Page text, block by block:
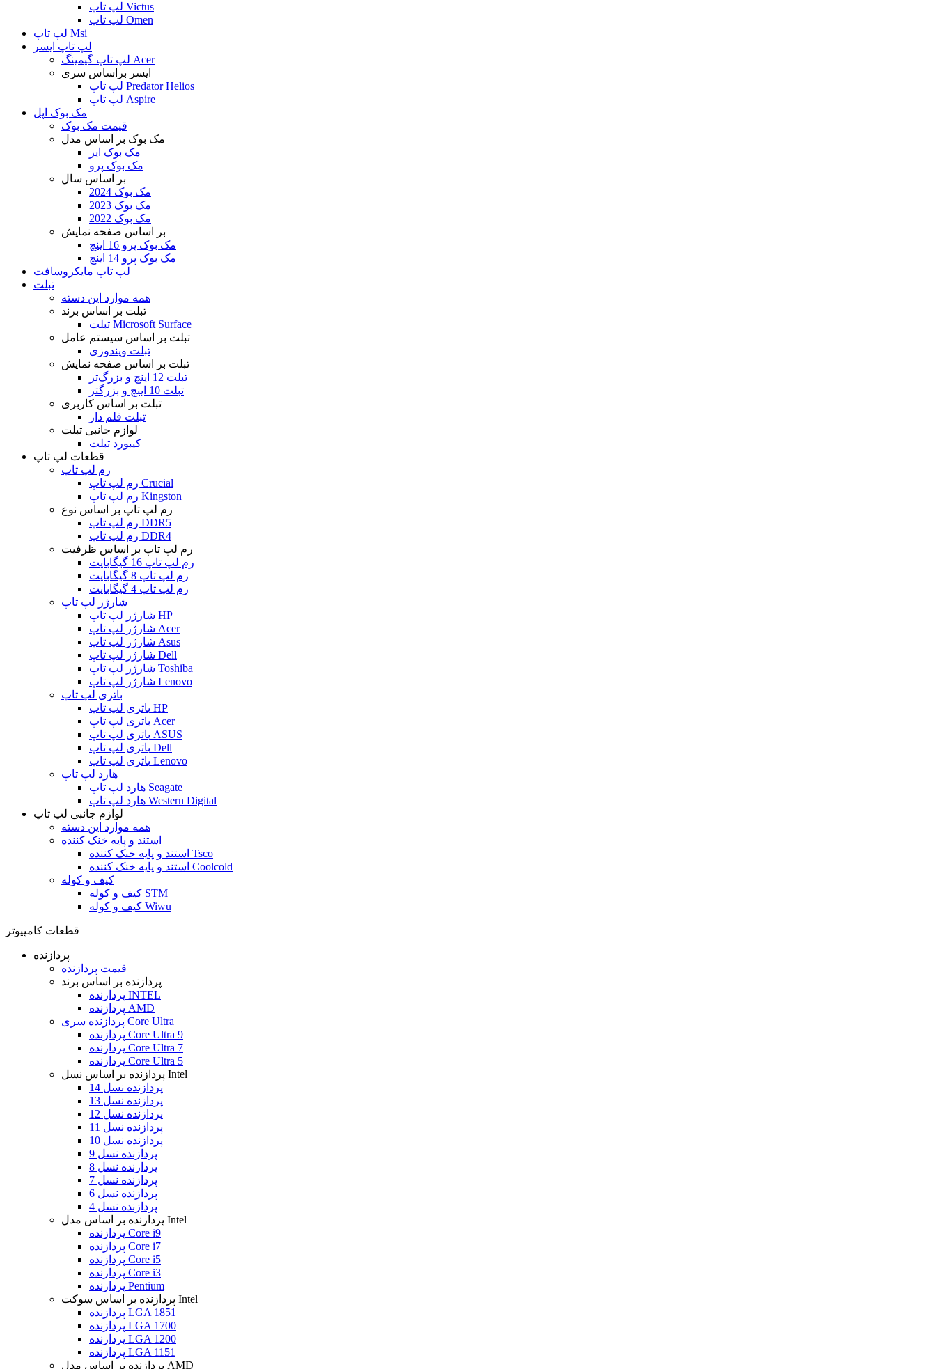
لپ تاپ Victus
لپ تاپ Omen
لپ تاپ Msi
لپ تاپ ایسر
لپ تاپ گیمینگ Acer
ایسر براساس سری
لپ تاپ Predator Helios
لپ تاپ Aspire
مک بوک اپل
قیمت مک بوک
مک بوک بر اساس مدل
مک بوک ایر
مک بوک پرو
بر اساس سال
مک بوک 2024
مک بوک 2023
مک بوک 2022
بر اساس صفحه نمایش
مک بوک پرو 16 اینچ
مک بوک پرو 14 اینچ
لپ تاپ مایکروسافت
تبلت
همه موارد این دسته
تبلت بر اساس برند
تبلت Microsoft Surface
تبلت بر اساس سیستم عامل
تبلت ویندوزی
تبلت بر اساس صفحه نمایش
تبلت 12 اینچ و بزرگ‌تر
تبلت 10 اینچ و بزرگتر
تبلت بر اساس کاربری
تبلت قلم دار
لوازم جانبی تبلت
کیبورد تبلت
قطعات لپ تاپ
رم لپ تاپ
رم لپ تاپ Crucial
رم لپ تاپ Kingston
رم لپ تاپ بر اساس نوع
رم لپ تاپ DDR5
رم لپ تاپ DDR4
رم لپ تاپ بر اساس ظرفیت
رم لپ تاپ 16 گیگابایت
رم لپ تاپ 8 گیگابایت
رم لپ تاپ 4 گیگابایت
شارژر لپ تاپ
شارژر لپ تاپ HP
شارژر لپ تاپ Acer
شارژر لپ تاپ Asus
شارژر لپ تاپ Dell
شارژر لپ تاپ Toshiba
شارژر لپ تاپ Lenovo
باتری لپ تاپ
باتری لپ تاپ HP
باتری لپ تاپ Acer
باتری لپ تاپ ASUS
باتری لپ تاپ Dell
باتری لپ تاپ Lenovo
هارد لپ تاپ
هارد لپ تاپ Seagate
هارد لپ تاپ Western Digital
لوازم جانبی لپ تاپ
همه موارد این دسته
استند و پایه خنک کننده
استند و پایه خنک کننده Tsco
استند و پایه خنک کننده Coolcold
کیف و کوله
کیف و کوله STM
کیف و کوله Wiwu
قطعات کامپیوتر
پردازنده
قیمت پردازنده
پردازنده بر اساس برند
پردازنده INTEL
پردازنده AMD
پردازنده سری Core Ultra
پردازنده Core Ultra 9
پردازنده Core Ultra 7
پردازنده Core Ultra 5
پردازنده بر اساس نسل Intel
پردازنده نسل 14
پردازنده نسل 13
پردازنده نسل 12
پردازنده نسل 11
پردازنده نسل 10
پردازنده نسل 9
پردازنده نسل 8
پردازنده نسل 7
پردازنده نسل 6
پردازنده نسل 4
پردازنده بر اساس مدل Intel
پردازنده Core i9
پردازنده Core i7
پردازنده Core i5
پردازنده Core i3
پردازنده Pentium
پردازنده بر اساس سوکت Intel
پردازنده LGA 1851
پردازنده LGA 1700
پردازنده LGA 1200
پردازنده LGA 1151
پردازنده بر اساس مدل AMD